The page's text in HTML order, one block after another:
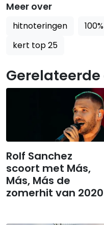
Meer over
hitnoteringen
kert top 25
Rolf Sanchez
scoort met Más,
Más, Más de
zomerhit van 2020